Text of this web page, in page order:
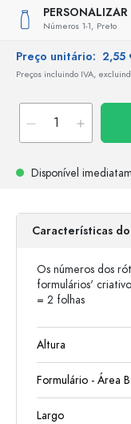
Números 1-1, Preto
Preço unitário: 2,55
Preços incluindo IVA,
Disponível
Características
Os números dos
formulários'
= 2 folhas
Altura
Formulário - Área
Largo